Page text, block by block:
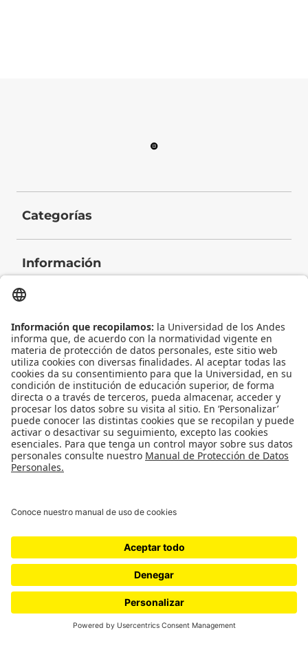
Agregar al carrito Comprar Ahora
Categorías
Información
Universidad de los Andes | Vigilada Mineducación
Reconocimiento como Universidad: Decreto 1297 del 30 de mayo de 1964.
Reconocimiento personería jurídica: Resolución 28 del 23 de febrero de 1949
vigentes sobre propiedad Intelectual, por lo tanto su utilización parcial o total,
préstamo público e importación, total o parcial, en todo o en parte, en
formato impreso o digital y en cualquier formato conocido o por conocer, se
encuentran prohibidos, y solo serán lícitos en la medida en que se cuente con
la autorización previa y expresa por escrito de la Universidad de los Andes..